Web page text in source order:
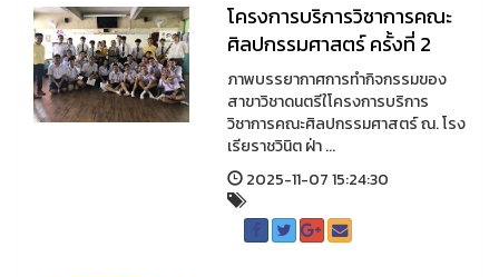
โครงการบริการวิชาการคณะ
ศิลปกรรมศาสตร์ ครั้งที่ 2
ภาพบรรยากาศการทำกิจกรรมของ
สาขาวิชาดนตรีใโครงการบริการ
วิชาการคณะศิลปกรรมศาสตร์ ณ. โรง
เรียราชวินิต ฝ่า ...
2025-11-07 15:24:30